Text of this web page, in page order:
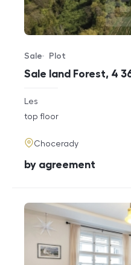
Sale land Forest, 4
Offer type
Sale
Property type
Plot
rozměry
disposition
Les
funkce
top floor
adresa
Chocerady
cena
by agreement